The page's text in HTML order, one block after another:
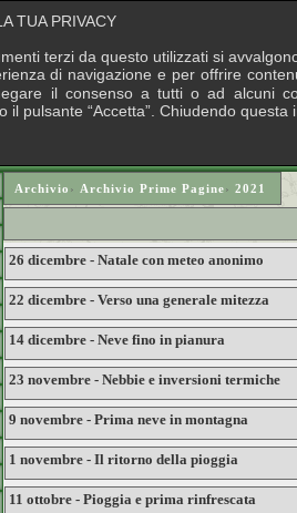
Archivio › Archivio Prime Pagine› 2021
26 dicembre - Natale con meteo anonimo
22 dicembre - Verso una generale mitezza
14 dicembre - Neve fino in pianura
23 novembre - Nebbie e inversioni termiche
9 novembre - Prima neve in montagna
1 novembre - Il ritorno della pioggia
11 ottobre - Pioggia e prima rinfrescata
TUA PRIVACY
terzi da questo utilizzati si
di navigazione e per offrire
il consenso a tutti o ad alcuni
il pulsante “Accetta”. Chiudendo